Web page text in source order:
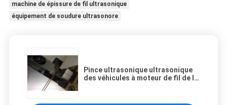
machine de épissure de fil ultrasonique
équipement de soudure ultrasonore
Pince ultrasonique ultrasonique
des véhicules à moteur de fil de la